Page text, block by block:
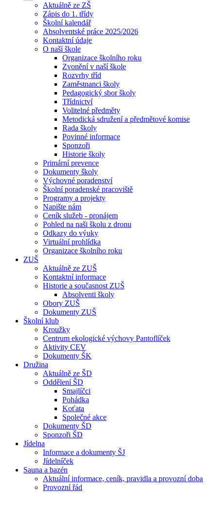
Aktuálně ze ZŠ
Zápis do 1. třídy
Školní kalendář
Absolventské práce 2025/2026
Kontaktní údaje
O naší škole
Organizace školního roku
Zvonění v naší škole
Rozvrhy tříd
Zaměstnanci školy
Pedagogický sbor školy
Třídnictví
Volitelné předměty
Metodická sdružení a předmětové komise
Rada školy
Povinné informace
Sponzoři
Historie školy
Primární prevence
Dokumenty školy
Výchovné poradenství
Školní poradenské pracoviště
Programy a projekty
Napište nám
Ceník služeb - pronájem
Pohled na naši školu z dronu
Odkazy do výuky
Virtuální prohlídka
Organizace školního roku
ZUŠ
Aktuálně ze ZUŠ
Kontaktní informace
Historie a současnost ZUŠ
Absolventi školy
Obory ZUŠ
Dokumenty ZUŠ
Školní klub
Kroužky
Centrum ekologické výchovy Pantoflíček
Aktivity CEV
Dokumenty ŠK
Družina
Aktuálně ze ŠD
Oddělení ŠD
Smajlíčci
Pohádka
Koťata
Společné akce
Dokumenty ŠD
Sponzoři ŠD
Jídelna
Informace a dokumenty ŠJ
Jídelníček
Sauna a bazén
Aktuální informace, ceník, pravidla a provozní doba
Provozní řád